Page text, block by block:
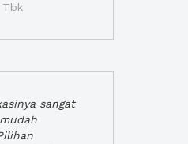
Tbk
sangat